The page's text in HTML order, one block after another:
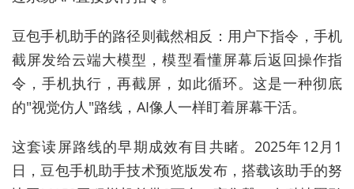
豆包手机助手的路径则截然相反：用户下指令，手机
截屏发给云端大模型，模型看懂屏幕后返回操作指
令，手机执行，再截屏，如此循环。这是一种彻底
的"视觉仿人"路线，AI像人一样盯着屏幕干活。
这套读屏路线的早期成效有目共睹。2025年12月1
日，豆包手机助手技术预览版发布，搭载该助手的努